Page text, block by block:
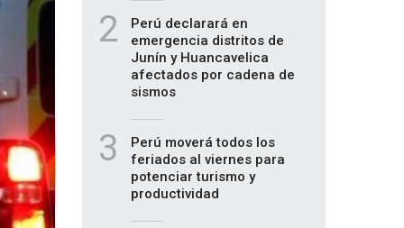
2
Perú declarará en
emergencia distritos de
Junín y Huancavelica
afectados por cadena de
sismos
3
Perú moverá todos los
feriados al viernes para
potenciar turismo y
productividad